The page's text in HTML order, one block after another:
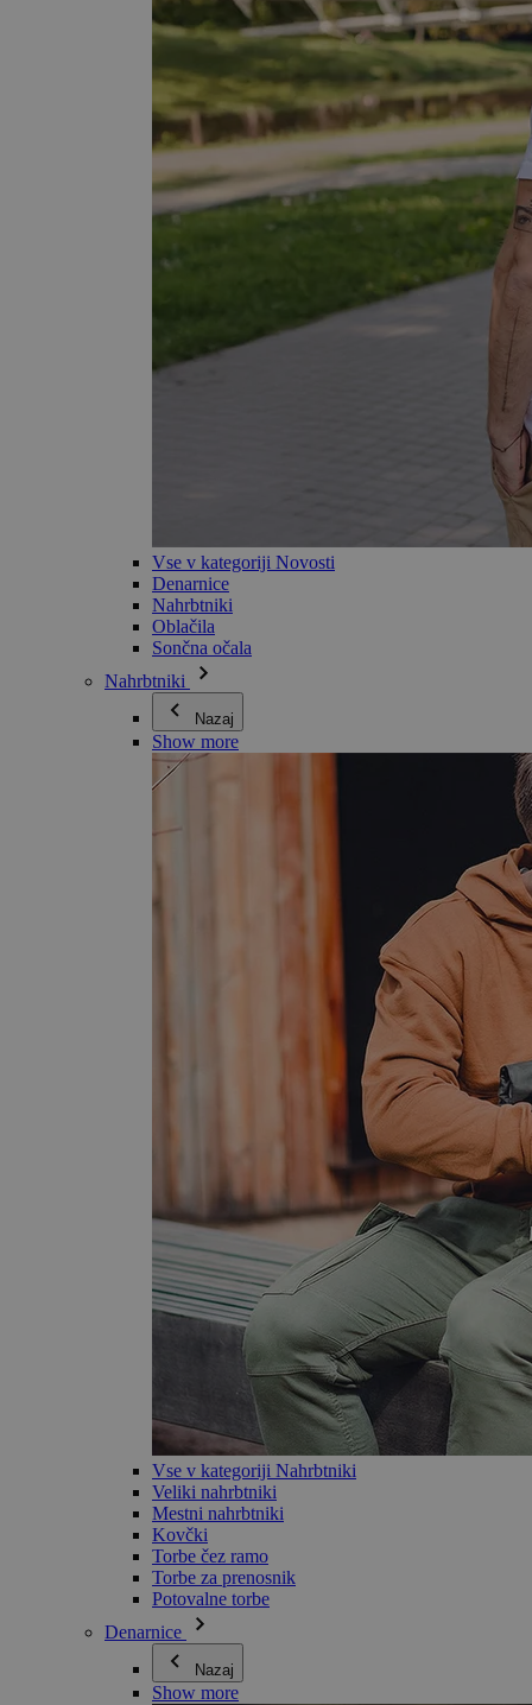
Vse v kategoriji Novosti
Denarnice
Nahrbtniki
Oblačila
Sončna očala
Nahrbtniki
Nazaj
Show more
Vse v kategoriji Nahrbtniki
Veliki nahrbtniki
Mestni nahrbtniki
Kovčki
Torbe čez ramo
Torbe za prenosnik
Potovalne torbe
Denarnice
Nazaj
Show more